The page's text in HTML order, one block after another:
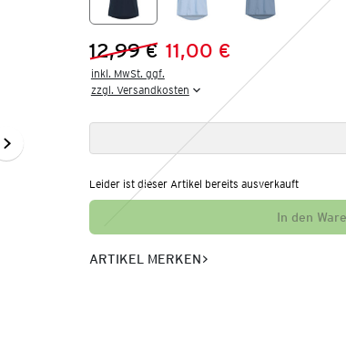
Vorheriger Preis:
12,99 €
Neuer Preis:
11,00 €
inkl. MwSt. ggf.
zzgl. Versandkosten
Leider ist dieser Artikel bereits ausverkauft
In den
ARTIKEL MERKEN